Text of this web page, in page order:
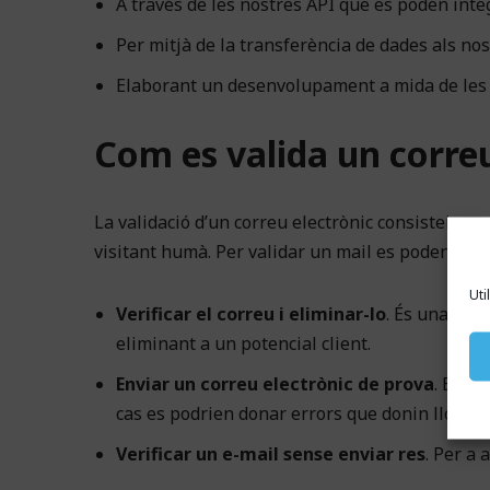
Per mitjà de la transferència de dades als
Elaborant un desenvolupament a mida de
Com es valida un
La validació d’un correu electrònic consisteix
visitant humà. Per validar un mail es poden
Verificar el correu i eliminar-lo. És una
eliminant a un potencial client.
Enviar un correu electrònic de prova. Es
cas es podrien donar errors que donin lloc
Verificar un e-mail sense enviar res. Per a